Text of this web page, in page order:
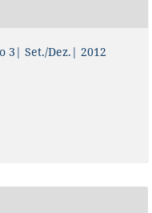
3| Set./Dez.| 2012